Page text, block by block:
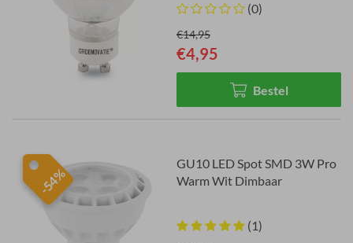
(0)
€14,95
€4,95
Bestel
-54%
GU10 LED Spot SMD 3W Pro
Warm Wit Dimbaar
(1)